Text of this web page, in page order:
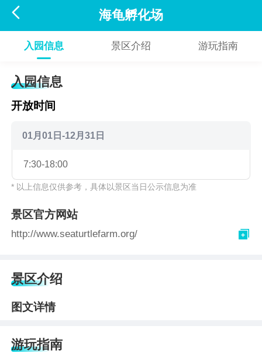
 海龟孵化场
入园信息 景区介绍 游玩指南
入园信息
开放时间
01月01日-12月31日
7:30-18:00
* 以上信息仅供参考，具体以景区当日公示信息为准
景区官方网站
http://www.seaturtlefarm.org/ 
景区介绍
图文详情
游玩指南